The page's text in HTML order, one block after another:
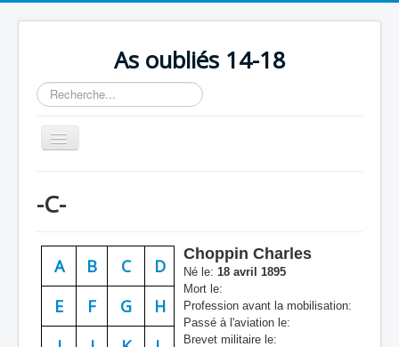
As oubliés 14-18
Rechercher
Basculer
la
Chronologie
Escadrilles
Organisation
Avions
-C-
A B C
D
E
F G
H
Choppin Charles
Né le: 18 avril 1895
Mort le:
Profession avant la mobilisation:
Passé à l'aviation le:
Brevet militaire le: